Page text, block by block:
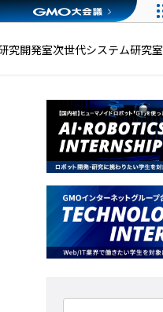
究開発室次世代システム研究室